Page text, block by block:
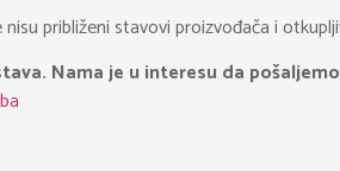
približeni stavovi proizvođača i
Nama je u interesu da